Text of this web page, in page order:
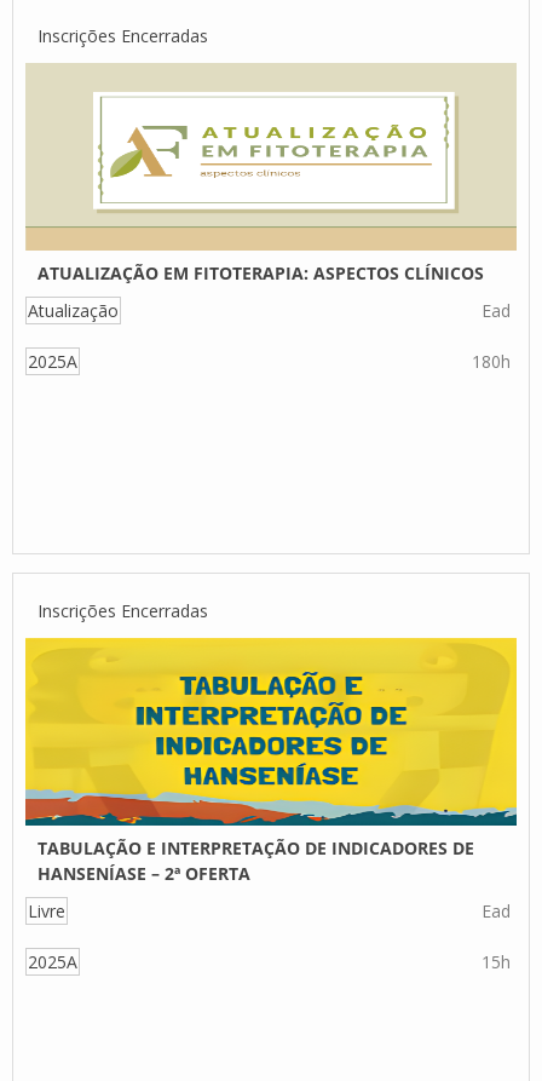
Inscrições Encerradas
ATUALIZAÇÃO EM FITOTERAPIA: ASPECTOS CLÍNICOS
Atualização
Ead
2025A 180h
Inscrições Encerradas
TABULAÇÃO E INTERPRETAÇÃO DE INDICADORES DE
HANSENÍASE – 2ª OFERTA
Livre
Ead
2025A 15h